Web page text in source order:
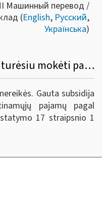
Машинный перевод /
(English, Русский,
Українська)
Ar nuo gautos subsidijos turėsiu mokėti pajamų mokestį?
Gauta subsidija
pajamų pagal
17 straipsnio 1